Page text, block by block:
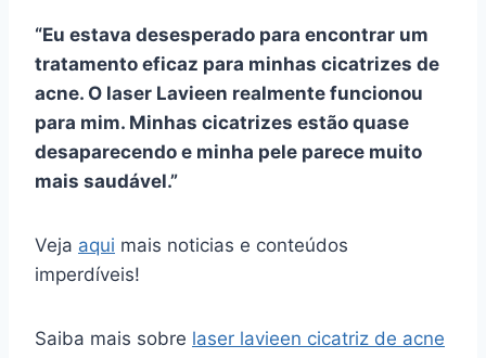
“Eu estava desesperado para encontrar um
tratamento eficaz para minhas cicatrizes de
acne. O laser Lavieen realmente funcionou
para mim. Minhas cicatrizes estão quase
desaparecendo e minha pele parece muito
mais saudável.”
Veja aqui mais noticias e conteúdos
imperdíveis!
Saiba mais sobre laser lavieen cicatriz de acne